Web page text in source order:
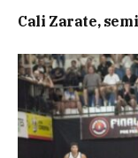
Cali Zarate,